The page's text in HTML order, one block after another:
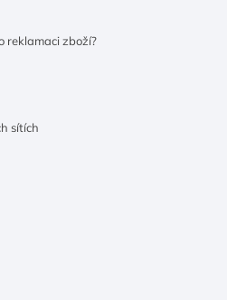
reklamaci zboží?
sítích